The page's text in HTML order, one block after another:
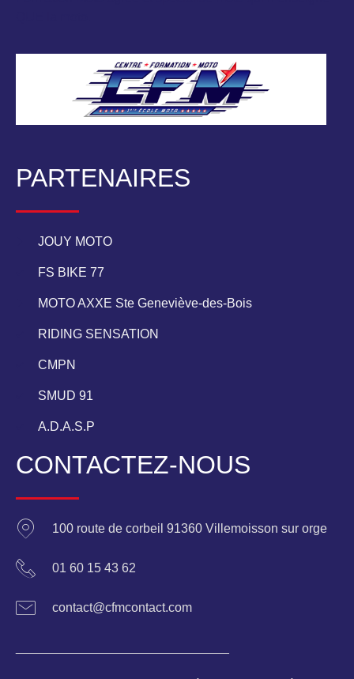
PARTENAIRES
JOUY MOTO
FS BIKE 77
MOTO AXXE Ste Geneviève-des-Bois
RIDING SENSATION
CMPN
SMUD 91
A.D.A.S.P
CONTACTEZ-NOUS
100 route de corbeil 91360 Villemoisson sur orge
01 60 15 43 62
contact@cfmcontact.com